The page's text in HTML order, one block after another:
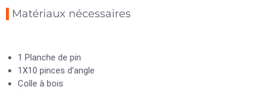
Matériaux nécessaires
1 Planche de pin
1X10 pinces d’angle
Colle à bois